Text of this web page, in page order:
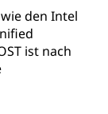
den Intel
ist nach